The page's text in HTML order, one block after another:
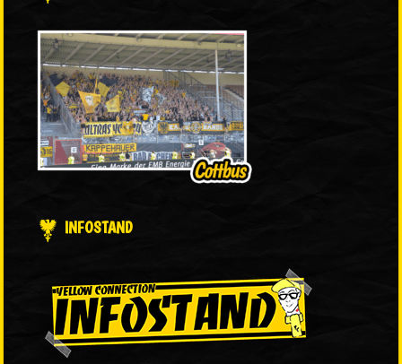
INFOSTAND